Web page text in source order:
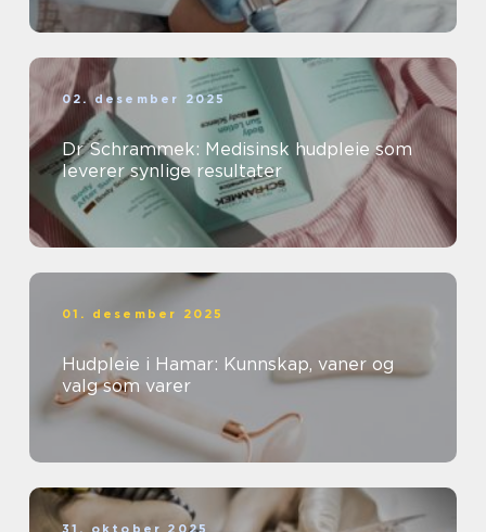
02. desember 2025
Dr Schrammek: Medisinsk hudpleie som
leverer synlige resultater
01. desember 2025
Hudpleie i Hamar: Kunnskap, vaner og
valg som varer
31. oktober 2025